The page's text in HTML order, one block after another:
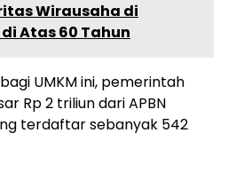
Wirausaha di
Atas 60 Tahun
UMKM ini, pemerintah
Rp 2 triliun dari APBN
terdaftar sebanyak 542